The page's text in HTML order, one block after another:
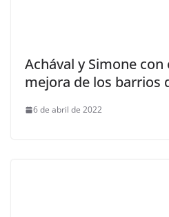
Achával y Simone con
mejora de los barrios
6 de abril de 2022